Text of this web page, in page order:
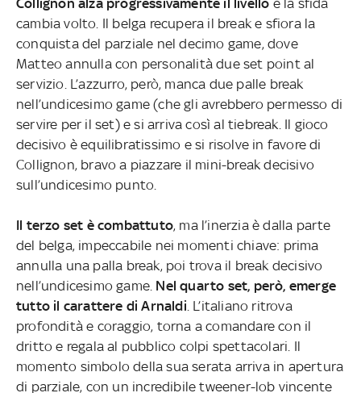
cambia volto. Il belga recupera il break e sfiora la
conquista del parziale nel decimo game, dove
Matteo annulla con personalità due set point al
servizio. L’azzurro, però, manca due palle break
nell’undicesimo game (che gli avrebbero permesso di
servire per il set) e si arriva così al tiebreak. Il gioco
decisivo è equilibratissimo e si risolve in favore di
Collignon, bravo a piazzare il mini-break decisivo
sull’undicesimo punto.
Il terzo set è combattuto, ma l’inerzia è dalla parte
del belga, impeccabile nei momenti chiave: prima
annulla una palla break, poi trova il break decisivo
nell’undicesimo game. Nel quarto set, però, emerge
tutto il carattere di Arnaldi . L’italiano ritrova
profondità e coraggio, torna a comandare con il
dritto e regala al pubblico colpi spettacolari. Il
momento simbolo della sua serata arriva in apertura
di parziale, con un incredibile tweener-lob vincente